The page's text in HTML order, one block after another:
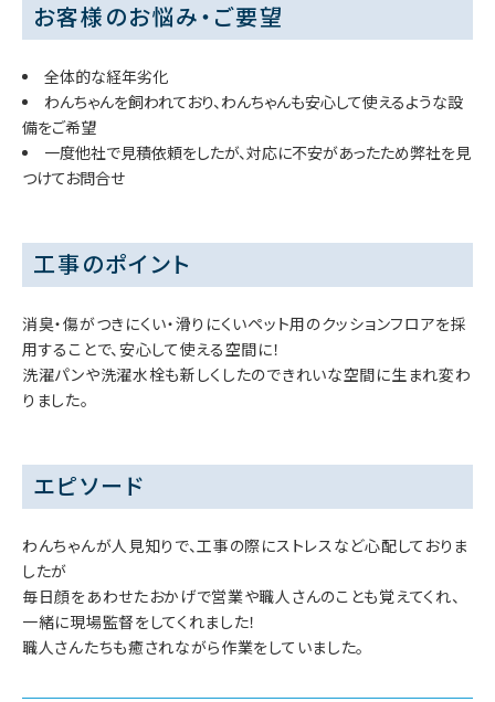
お客様のお悩み・ご要望
全体的な経年劣化
わんちゃんを飼われており、わんちゃんも安心して使えるような設
備をご希望
一度他社で見積依頼をしたが、対応に不安があったため弊社を見
つけてお問合せ
工事のポイント
消臭・傷がつきにくい・滑りにくいペット用のクッションフロアを採
用することで、安心して使える空間に！
洗濯パンや洗濯水栓も新しくしたのできれいな空間に生まれ変わ
りました。
エピソード
わんちゃんが人見知りで、工事の際にストレスなど心配しておりま
したが
毎日顔をあわせたおかげで営業や職人さんのことも覚えてくれ、
一緒に現場監督をしてくれました！
職人さんたちも癒されながら作業をしていました。